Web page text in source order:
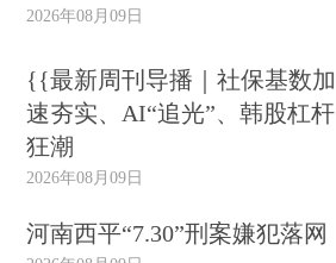
2026年08月09日
{{最新周刊导播｜社保基数加
速夯实、AI“追光”、韩股杠杆
狂潮
2026年08月09日
河南西平“7.30”刑案嫌犯落网